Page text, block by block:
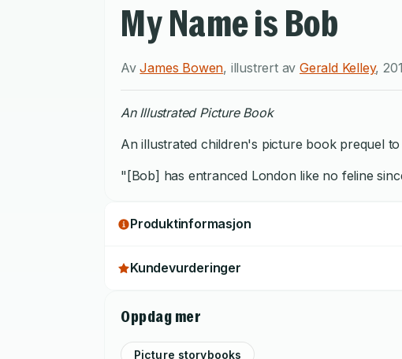
My Name is Bob
AvJames Bowen, illustrert avGerald Kelley,
An Illustrated Picture Book
An illustrated children's picture book prequel
"[Bob] has entranced London like no feline
Produktinformasjon
Kundevurderinger
Oppdag mer
Picture storybooks